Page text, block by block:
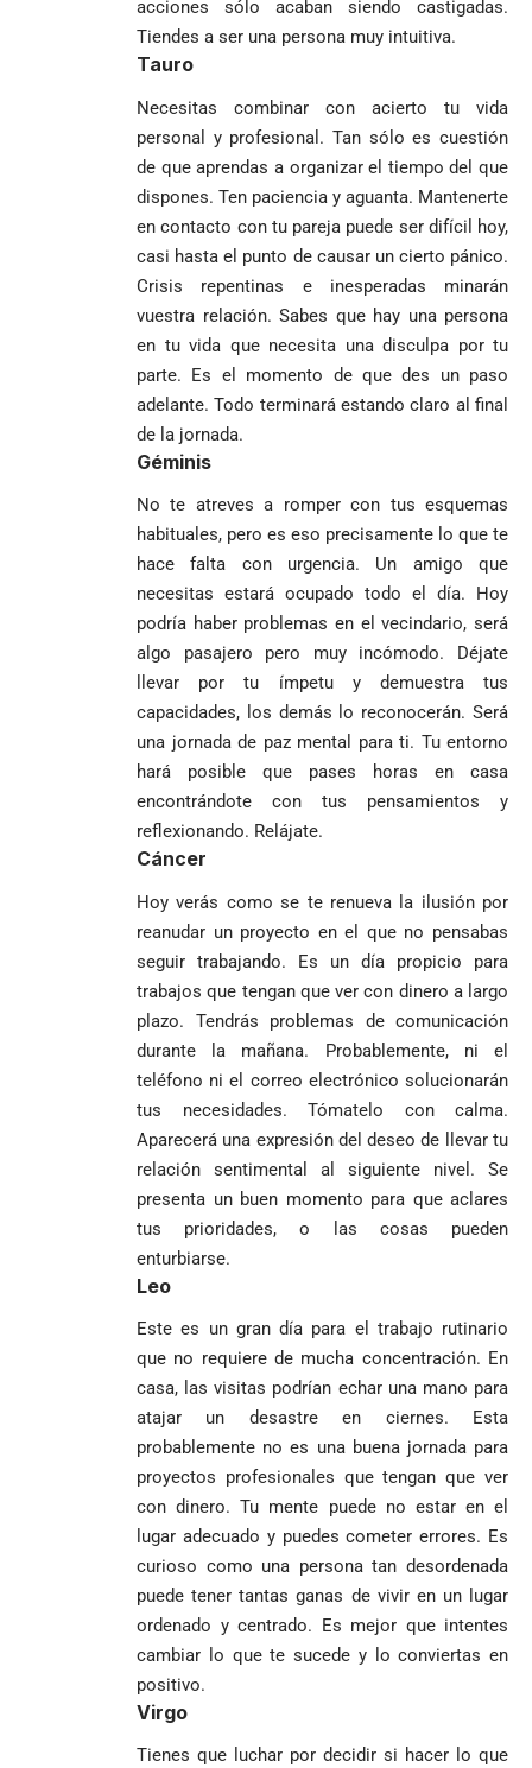
acciones sólo acaban siendo castigadas.
Tiendes a ser una persona muy intuitiva.
Tauro
Necesitas combinar con acierto tu vida
personal y profesional. Tan sólo es cuestión
de que aprendas a organizar el tiempo del que
dispones. Ten paciencia y aguanta. Mantenerte
en contacto con tu pareja puede ser difícil hoy,
casi hasta el punto de causar un cierto pánico.
Crisis repentinas e inesperadas minarán
vuestra relación. Sabes que hay una persona
en tu vida que necesita una disculpa por tu
parte. Es el momento de que des un paso
adelante. Todo terminará estando claro al final
de la jornada.
Géminis
No te atreves a romper con tus esquemas
habituales, pero es eso precisamente lo que te
hace falta con urgencia. Un amigo que
necesitas estará ocupado todo el día. Hoy
podría haber problemas en el vecindario, será
algo pasajero pero muy incómodo. Déjate
llevar por tu ímpetu y demuestra tus
capacidades, los demás lo reconocerán. Será
una jornada de paz mental para ti. Tu entorno
hará posible que pases horas en casa
encontrándote con tus pensamientos y
reflexionando. Relájate.
Cáncer
Hoy verás como se te renueva la ilusión por
reanudar un proyecto en el que no pensabas
seguir trabajando. Es un día propicio para
trabajos que tengan que ver con dinero a largo
plazo. Tendrás problemas de comunicación
durante la mañana. Probablemente, ni el
teléfono ni el correo electrónico solucionarán
tus necesidades. Tómatelo con calma.
Aparecerá una expresión del deseo de llevar tu
relación sentimental al siguiente nivel. Se
presenta un buen momento para que aclares
tus prioridades, o las cosas pueden
enturbiarse.
Leo
Este es un gran día para el trabajo rutinario
que no requiere de mucha concentración. En
casa, las visitas podrían echar una mano para
atajar un desastre en ciernes. Esta
probablemente no es una buena jornada para
proyectos profesionales que tengan que ver
con dinero. Tu mente puede no estar en el
lugar adecuado y puedes cometer errores. Es
curioso como una persona tan desordenada
puede tener tantas ganas de vivir en un lugar
ordenado y centrado. Es mejor que intentes
cambiar lo que te sucede y lo conviertas en
positivo.
Virgo
Tienes que luchar por decidir si hacer lo que
Fico Gutiérrez
demanda
nombramiento
Supersalud y
pide
suspensión
inmediata del
Antioquia
niega pérdida
de investidura
a concejales
de Medellín
Andrés
«Gury»
Rodríguez y
Damián Pérez
envía
documentos
al FBI, DEA y
total’ por
presuntos
beneficios a
criminales
1
Más de 700
estudiantes
afrodescendientes
y mestizos
campesinos
inician nueva
jornada académica
en Medellín
Diócesis de
Sonsón-Rionegro
rechaza fotos
tomadas en
ordena acto de
desagravio
Falleció el padre
Humberto de
Jesús Hincapié
Álzate, reconocido
sacerdote de la
Diócesis de
de Yolombo
y vigilar el
escrutinio
Gustavo Petro
afirma que “no
se puede
proclamar
presidente” y
pide esperar
los
escrutinios
oficiales
Abelardo de la
Espriella es
elegido
presidente de
Colombia tras
una histórica y
reñida
segunda
vuelta
Uribe
arremete
contra Petro y
responsabiliza
por la crisis de
la salud en
Colombia
Mundial 2026
Costa de
Marfil
sorprende a
Ecuador en el
último suspiro
y acaba con su
invicto de 19
partidos
Japón rescata
agónico ante
Países Bajos
en un vibrante
duelo
mundialista
Alemania no
goleó 7-1 a un
valiente
Curazao en su
debut
mundialista
Pantalla & Dial.
medios: Nueva
presidencial
presuntamente lo
Medellín: un
abandonarse
LA POLICRISIS
COMO HERENCIA
Más de 700
estudiantes
indígenas,
afrodescendientes
y mestizos
campesinos
inician nueva
jornada académica
en Medellín
Cardenal Rueda
pide desarmar el
corazón para
construir juntos
una Colombia
reconciliada
Diócesis de
Sonsón-Rionegro
rechaza fotos
templo de Guarne y
desagravio